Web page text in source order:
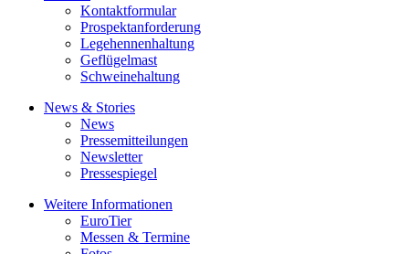
Kontaktformular
Prospektanforderung
Legehennenhaltung
Geflügelmast
Schweinehaltung
News & Stories
News
Pressemitteilungen
Newsletter
Pressespiegel
Weitere Informationen
EuroTier
Messen & Termine